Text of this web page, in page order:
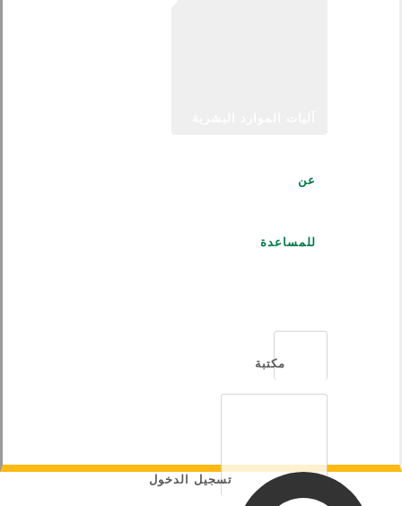
عن
للمساعدة
مكتبة
تسجيل الدخول